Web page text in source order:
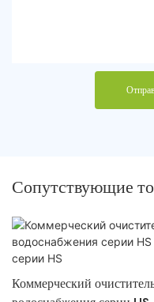
Сопутствующие
Коммерческий